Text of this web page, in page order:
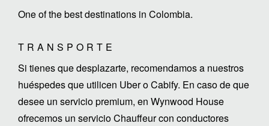
One of the best destinations in Colombia.
TRANSPORTE
Si tienes que desplazarte, recomendamos a nuestros
huéspedes que utilicen Uber o Cabify. En caso de que
desee un servicio premium, en Wynwood House
ofrecemos un servicio Chauffeur con conductores